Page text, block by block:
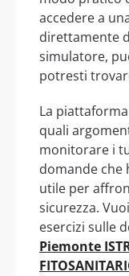
accedere a
direttamente
simulatore,
potresti
La
quali
monitorare i
domande che
utile per
sicurezza.
esercizi sulle
Piemonte